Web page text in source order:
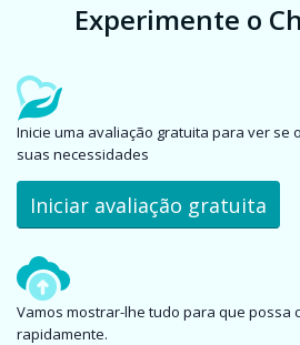
Experimente o
Inicie uma avaliação gratuita para ver se
suas necessidades
Iniciar avaliação gratuita
Vamos mostrar-lhe tudo para que possa
rapidamente.